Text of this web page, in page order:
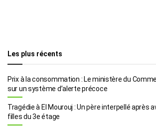
Les plus récents
Prix à la consommation : Le ministère du
sur un système d’alerte précoce
Tragédie à El Mourouj : Un père interpellé après
filles du 3e étage